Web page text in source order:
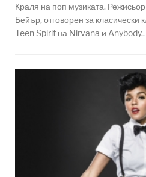
Краля на поп музиката.
Бейър, отговорен за класически
Teen Spirit на Nirvana и Anybody..